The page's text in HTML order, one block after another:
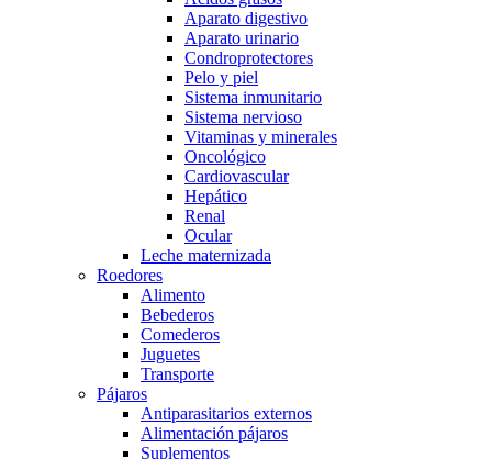
Aparato digestivo
Aparato urinario
Condroprotectores
Pelo y piel
Sistema inmunitario
Sistema nervioso
Vitaminas y minerales
Oncológico
Cardiovascular
Hepático
Renal
Ocular
Leche maternizada
Roedores
Alimento
Bebederos
Comederos
Juguetes
Transporte
Pájaros
Antiparasitarios externos
Alimentación pájaros
Suplementos